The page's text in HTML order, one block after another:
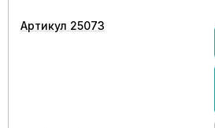
Артикул 25073